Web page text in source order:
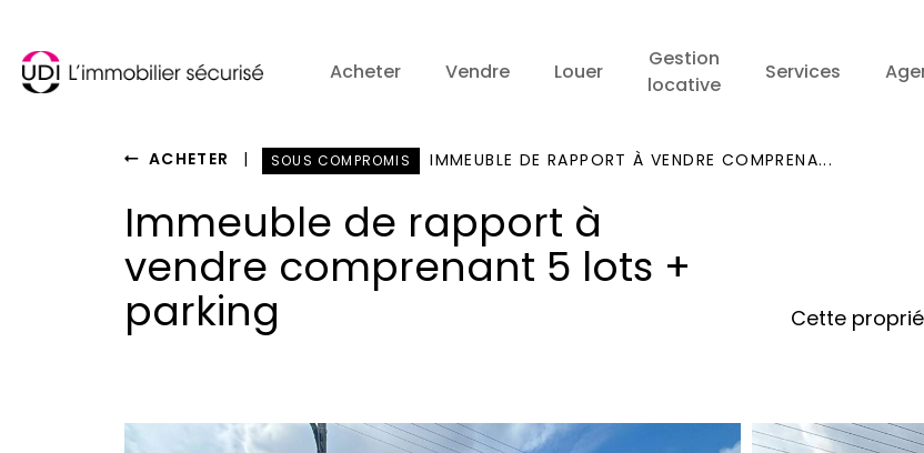
Acheter Vendre Louer
Gestion
locative
Services
ACHETER | SOUS COMPROMIS IMMEUBLE DE RAPPORT À VENDRE COMPRENA...
Immeuble de rapport à
vendre comprenant 5 lots +
parking Cette